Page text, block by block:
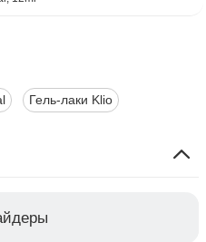
Гель-лаки Klio